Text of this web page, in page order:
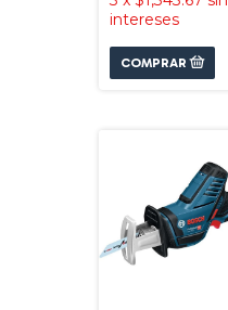
intereses